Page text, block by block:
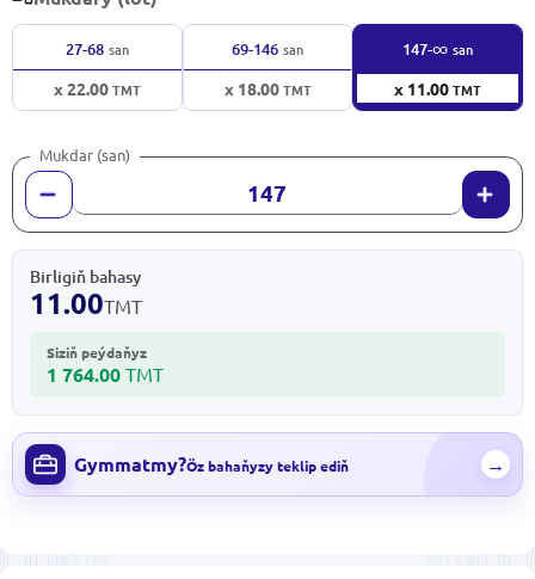
27-68 san
x 22.00TMT
69-146 san
x 18.00TMT
147-∞ san
x 11.00TMT
Mukdar (san)
Birligiň bahasy
11.00TMT
Siziň peýdaňyz
1 764.00 TMT
Gymmatmy?Öz bahaňyzy teklip ediň →